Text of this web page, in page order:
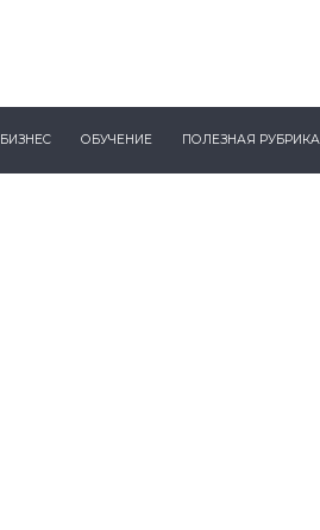
БИЗНЕС ОБУЧЕНИЕ ПОЛЕЗНАЯ РУБРИКА